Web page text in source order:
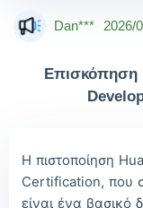
Dan*** 2026/
Owe*** 2026/
Lia*** 2026/
Wil*** 2026/
Επισκόπηση
Η πιστοποίηση
Certification, που
είναι ένα βασικό